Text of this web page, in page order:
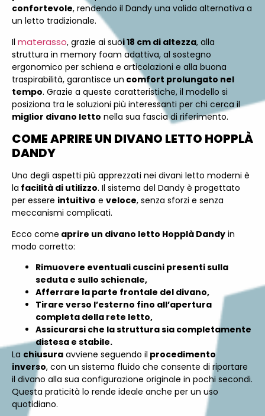
confortevole, rendendo il Dandy una valida alternativa a
un letto tradizionale.
Il materasso, grazie ai suoi 18 cm di altezza, alla
struttura in memory foam adattiva, al sostegno
ergonomico per schiena e articolazioni e alla buona
traspirabilità, garantisce un comfort prolungato nel
tempo. Grazie a queste caratteristiche, il modello si
posiziona tra le soluzioni più interessanti per chi cerca il
miglior divano letto nella sua fascia di riferimento.
COME APRIRE UN DIVANO LETTO HOPPLÀ
DANDY
Uno degli aspetti più apprezzati nei divani letto moderni è
la facilità di utilizzo. Il sistema del Dandy è progettato
per essere intuitivo e veloce, senza sforzi e senza
meccanismi complicati.
Ecco come aprire un divano letto Hopplà Dandy in
modo corretto:
Rimuovere eventuali cuscini presenti sulla
seduta e sullo schienale,
Afferrare la parte frontale del divano,
Tirare verso l’esterno fino all’apertura
completa della rete letto,
Assicurarsi che la struttura sia completamente
distesa e stabile.
La chiusura avviene seguendo il procedimento
inverso, con un sistema fluido che consente di riportare
il divano alla sua configurazione originale in pochi secondi.
Questa praticità lo rende ideale anche per un uso
quotidiano.